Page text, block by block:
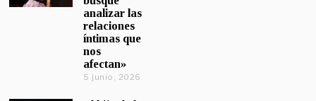
analizar las
relaciones
íntimas que
nos
afectan»
5 junio, 2026